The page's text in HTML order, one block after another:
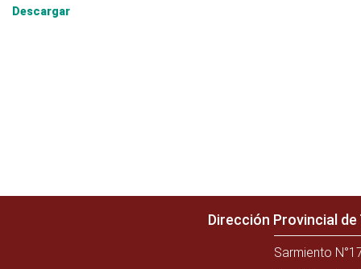
Descargar
Dirección Provincial
Sarmiento